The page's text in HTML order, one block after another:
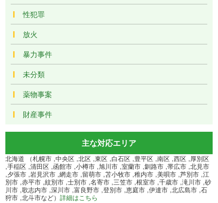
性犯罪
放火
暴力事件
未分類
薬物事案
財産事件
主な対応エリア
北海道 （札幌市 ,中央区 ,北区 ,東区 ,白石区 ,豊平区 ,南区 ,西区 ,厚別区
,手稲区 ,清田区 ,函館市 ,小樽市 ,旭川市 ,室蘭市 ,釧路市 ,帯広市 ,北見市
,夕張市 ,岩見沢市 ,網走市 ,留萌市 ,苫小牧市 ,稚内市 ,美唄市 ,芦別市 ,江
別市 ,赤平市 ,紋別市 ,士別市 ,名寄市 ,三笠市 ,根室市 ,千歳市 ,滝川市 ,砂
川市 ,歌志内市 ,深川市 ,富良野市 ,登別市 ,恵庭市 ,伊達市 ,北広島市 ,石
狩市 ,北斗市など）詳細はこちら